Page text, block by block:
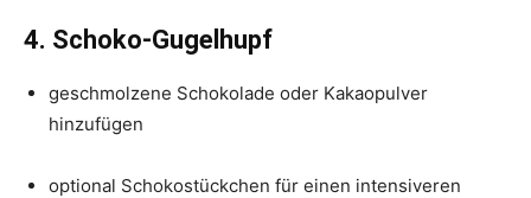
4. Schoko-Gugelhupf
geschmolzene Schokolade oder Kakaopulver
hinzufügen
optional Schokostückchen für einen intensiveren